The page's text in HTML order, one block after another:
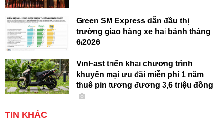
Green SM Express dẫn đầu thị
trường giao hàng xe hai bánh tháng
6/2026
VinFast triển khai chương trình
khuyến mại ưu đãi miễn phí 1 năm
thuê pin tương đương 3,6 triệu đồng
TIN KHÁC